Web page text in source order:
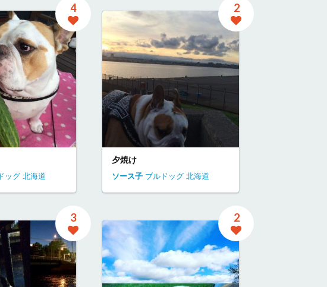
4
ッグ 北海道
2
夕焼け
ソース子 ブルドッグ 北海道
3 2